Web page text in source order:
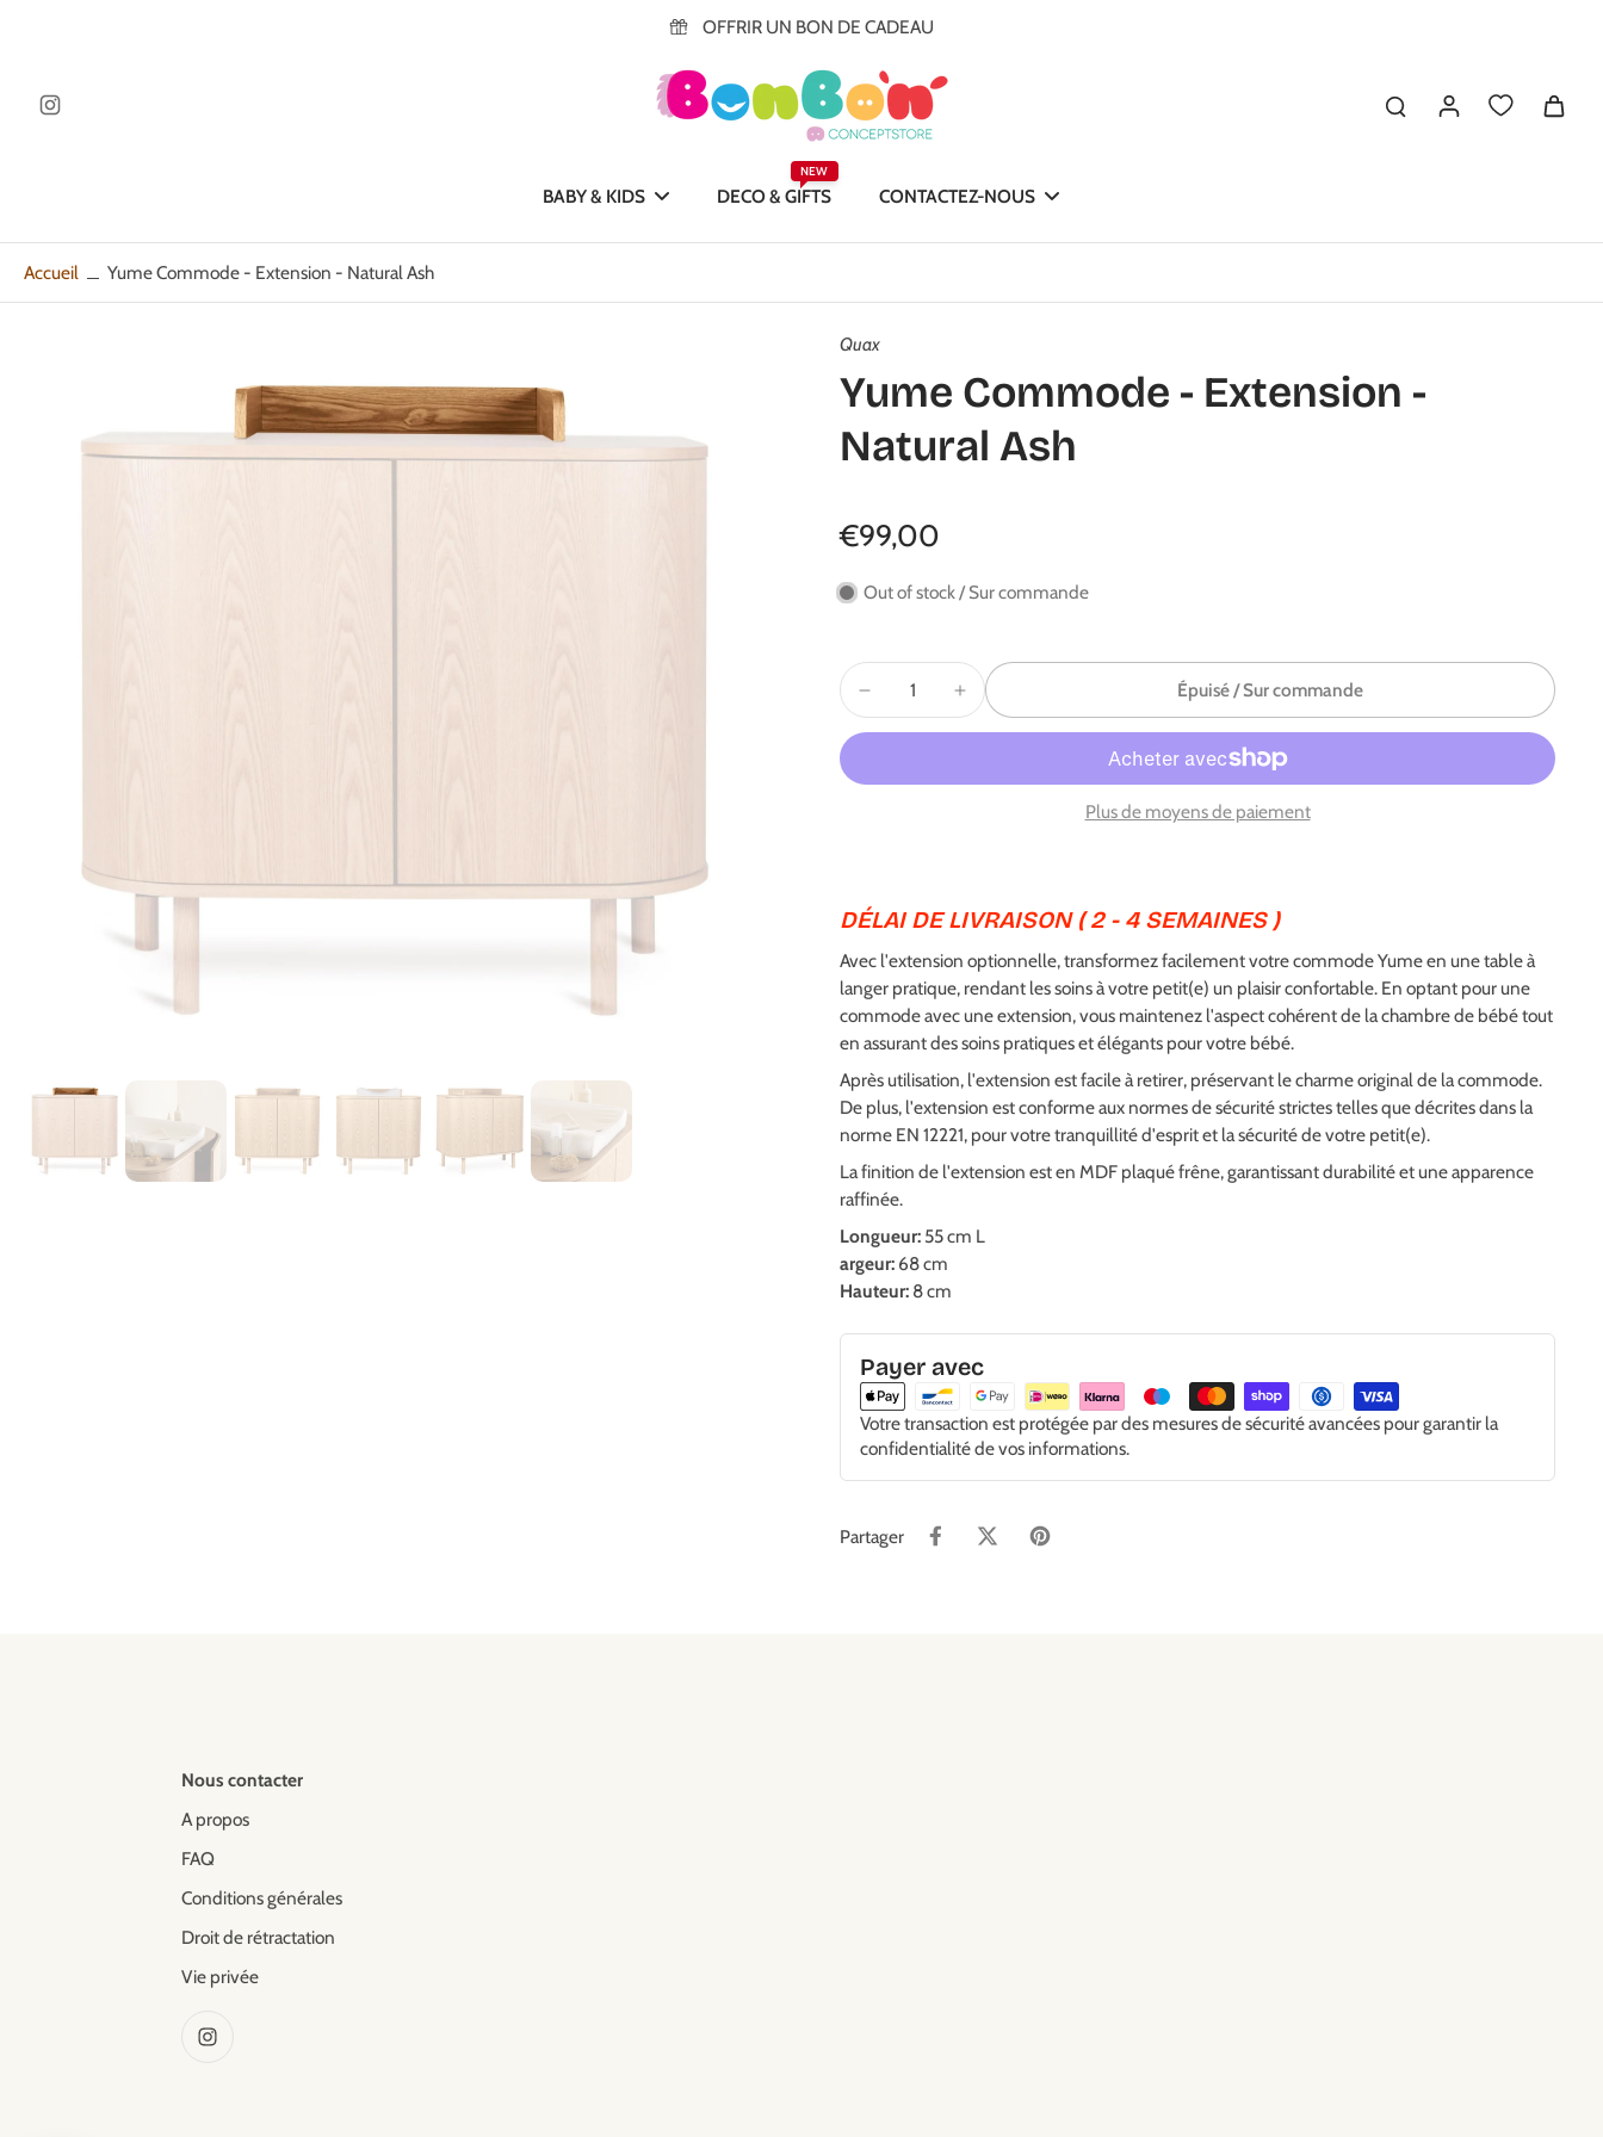
OFFRIR UN BON DE CADEAU
BABY & KIDS DECO & GIFTS
NEW
CONTACTEZ-NOUS
Accueil Yume Commode - Extension - Natural Ash
Quax
Yume Commode - Extension -
Natural Ash
€99,00
Out of stock / Sur commande
Épuisé / Sur commande
Plus de moyens de paiement
DÉLAI DE LIVRAISON ( 2 - 4 SEMAINES )
Avec l'extension optionnelle, transformez facilement votre commode Yume en une table à
langer pratique, rendant les soins à votre petit(e) un plaisir confortable. En optant pour une
commode avec une extension, vous maintenez l'aspect cohérent de la chambre de bébé tout
en assurant des soins pratiques et élégants pour votre bébé.
Après utilisation, l'extension est facile à retirer, préservant le charme original de la commode.
De plus, l'extension est conforme aux normes de sécurité strictes telles que décrites dans la
norme EN 12221, pour votre tranquillité d'esprit et la sécurité de votre petit(e).
La finition de l'extension est en MDF plaqué frêne, garantissant durabilité et une apparence
raffinée.
Longueur: 55 cm L
argeur: 68 cm
Hauteur: 8 cm
Payer avec
Votre transaction est protégée par des mesures de sécurité avancées pour garantir la
confidentialité de vos informations.
Partager
Nous contacter
A propos
FAQ
Conditions générales
Droit de rétractation
Vie privée